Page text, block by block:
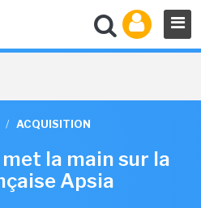
/ ACQUISITION
la main sur la
Apsia